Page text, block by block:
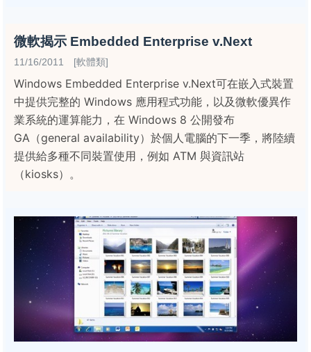
微軟揭示 Embedded Enterprise v.Next
11/16/2011 [軟體類]
Windows Embedded Enterprise v.Next可在嵌入式裝置
中提供完整的 Windows 應用程式功能，以及微軟優異作
業系統的運算能力，在 Windows 8 公開發布
GA（general availability）於個人電腦的下一季，將陸續
提供給多種不同裝置使用，例如 ATM 與資訊站
（kiosks）。